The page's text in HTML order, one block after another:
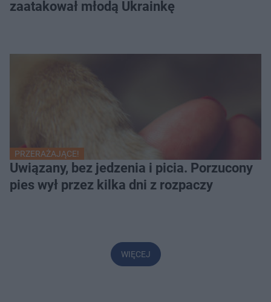
zaatakował młodą Ukrainkę
PRZERAŻAJĄCE!
Uwiązany, bez jedzenia i picia. Porzucony
pies wył przez kilka dni z rozpaczy
WIĘCEJ